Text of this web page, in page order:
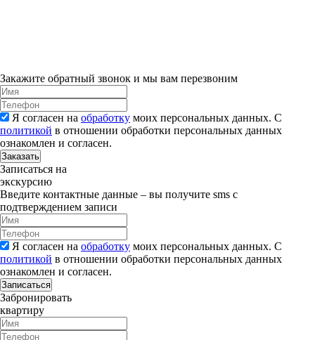
Закажите обратный звонок и мы вам перезвоним
Я согласен на обработку моих персональных данных. С
политикой в отношении обработки персональных данных
ознакомлен и согласен.
Заказать
Записаться на
экскурсию
Введите контактные данные – вы получите sms с
подтверждением записи
Я согласен на обработку моих персональных данных. С
политикой в отношении обработки персональных данных
ознакомлен и согласен.
Записаться
Забронировать
квартиру